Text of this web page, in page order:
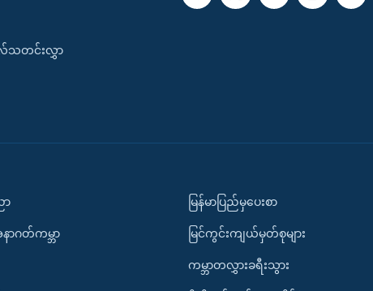
လ်သတင်းလွှာ
ာ
ာဂတ်ကမ္ဘာ
မြန်မာပြည်မှပေးစာ
မြင်ကွင်းကျယ်မှတ်စုများ
ကမ္ဘာတလွှားခရီးသွား